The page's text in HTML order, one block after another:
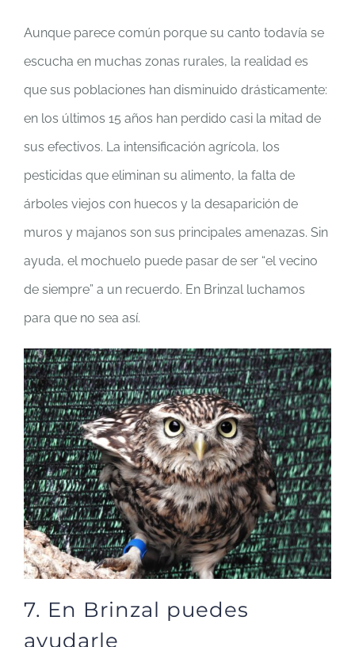
Aunque parece común porque su canto todavía se
escucha en muchas zonas rurales, la realidad es
que sus poblaciones han disminuido drásticamente:
en los últimos 15 años han perdido casi la mitad de
sus efectivos. La intensificación agrícola, los
pesticidas que eliminan su alimento, la falta de
árboles viejos con huecos y la desaparición de
muros y majanos son sus principales amenazas. Sin
ayuda, el mochuelo puede pasar de ser “el vecino
de siempre” a un recuerdo. En Brinzal luchamos
para que no sea así.
7. En Brinzal puedes
ayudarle